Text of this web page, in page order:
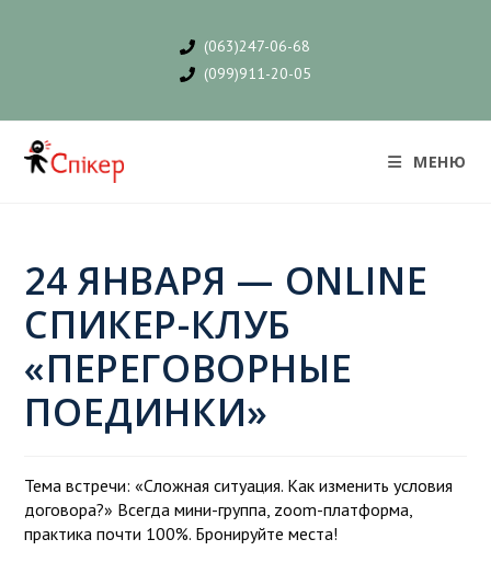
(063)247-06-68
(099)911-20-05
МЕНЮ
24 ЯНВАРЯ — ONLINE
CПИКЕР-КЛУБ
«ПЕРЕГОВОРНЫЕ
ПОЕДИНКИ»
Тема встречи: «Сложная ситуация. Как изменить условия
договора?» Всегда мини-группа, zoom-платформа,
практика почти 100%. Бронируйте места!